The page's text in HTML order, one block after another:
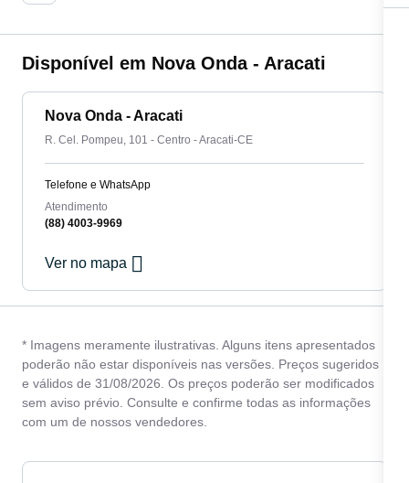
Disponível em Nova Onda - Aracati
Nova Onda - Aracati
R. Cel. Pompeu, 101 - Centro - Aracati-CE
Telefone e WhatsApp
Atendimento
(88) 4003-9969
Ver no mapa
* Imagens meramente ilustrativas. Alguns itens apresentados
poderão não estar disponíveis nas versões. Preços sugeridos
e válidos de 31/08/2026. Os preços poderão ser modificados
sem aviso prévio. Consulte e confirme todas as informações
com um de nossos vendedores.